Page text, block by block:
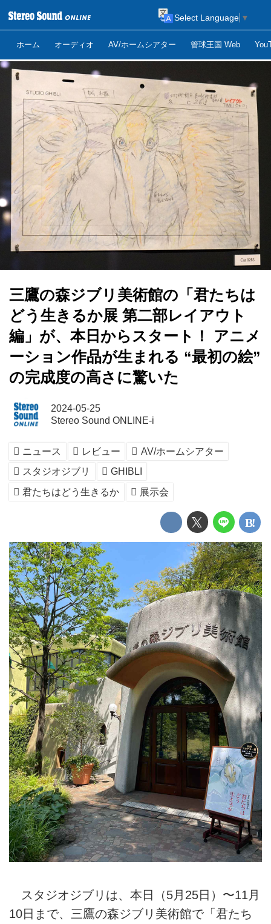
ホーム オーディオ AV/ホームシアター 管球王国 Web
Select Language ▼
三鷹の森ジブリ美術館の「君たちは
どう生きるか展 第二部レイアウト
編」が、本日からスタート！ アニメ
ーション作品が生まれる “最初の絵”
の完成度の高さに驚いた
2024-05-25
Stereo Sound ONLINE-i
ニュース レビュー
AV/ホームシアター
スタジオジブリ
GHIBLI
君たちはどう生きるか
展示会
スタジオジブリは、本日（5月25日）〜11月
10日まで、三鷹の森ジブリ美術館で「君たち